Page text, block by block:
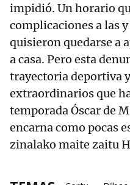
impidió. Un horario
complicaciones a las
quisieron quedarse a
a casa. Pero esta
trayectoria deportiva
extraordinarios que
temporada Óscar de
encarna como pocas
zinalako maite zaitu